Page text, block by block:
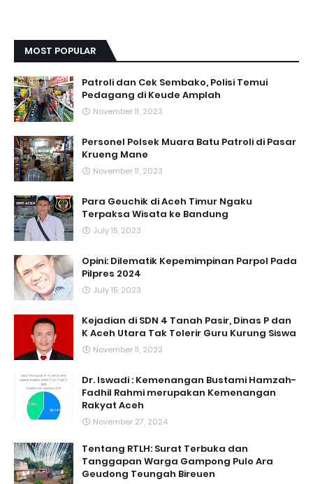
MOST POPULAR
Patroli dan Cek Sembako, Polisi Temui
Pedagang di Keude Amplah
November 11, 2023
Personel Polsek Muara Batu Patroli di Pasar
Krueng Mane
November 11, 2023
Para Geuchik di Aceh Timur Ngaku
Terpaksa Wisata ke Bandung
July 15, 2023
Opini: Dilematik Kepemimpinan Parpol Pada
Pilpres 2024
July 15, 2023
Kejadian di SDN 4 Tanah Pasir, Dinas P dan
K Aceh Utara Tak Tolerir Guru Kurung Siswa
November 11, 2023
Dr. Iswadi : Kemenangan Bustami Hamzah-
Fadhil Rahmi merupakan Kemenangan
Rakyat Aceh
November 27, 2024
Tentang RTLH: Surat Terbuka dan
Tanggapan Warga Gampong Pulo Ara
Geudong Teungah Bireuen